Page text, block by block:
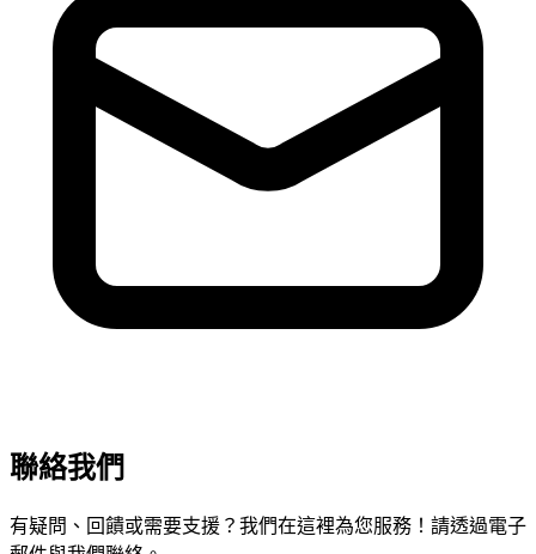
聯絡我們
有疑問、回饋或需要支援？我們在這裡為您服務！請透過電子